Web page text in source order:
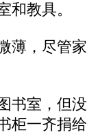
教具。
，尽管家
室，但没
柜一齐捐给